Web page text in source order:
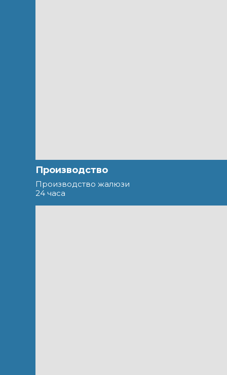
Производство
Производство жалюзи
24 часа